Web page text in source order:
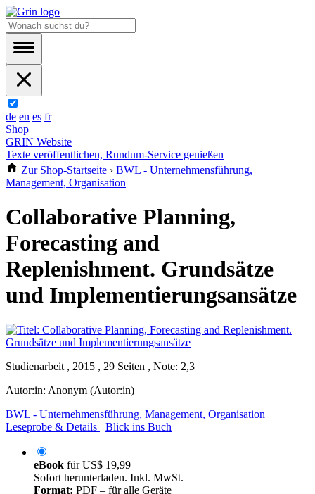
de en es fr
Shop
GRIN Website
Texte veröffentlichen, Rundum-Service genießen
Zur Shop-Startseite › BWL - Unternehmensführung,
Management, Organisation
Collaborative Planning,
Forecasting and
Replenishment. Grundsätze
und Implementierungsansätze
Studienarbeit , 2015 , 29 Seiten , Note: 2,3
Autor:in: Anonym (Autor:in)
BWL - Unternehmensführung, Management, Organisation
Leseprobe & Details
Blick ins Buch
eBook fürUS$ 19,99
Sofort herunterladen. Inkl. MwSt.
Format: PDF – für alle Geräte